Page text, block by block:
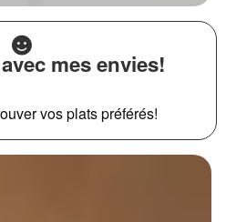
mes envies!
vos plats préférés!